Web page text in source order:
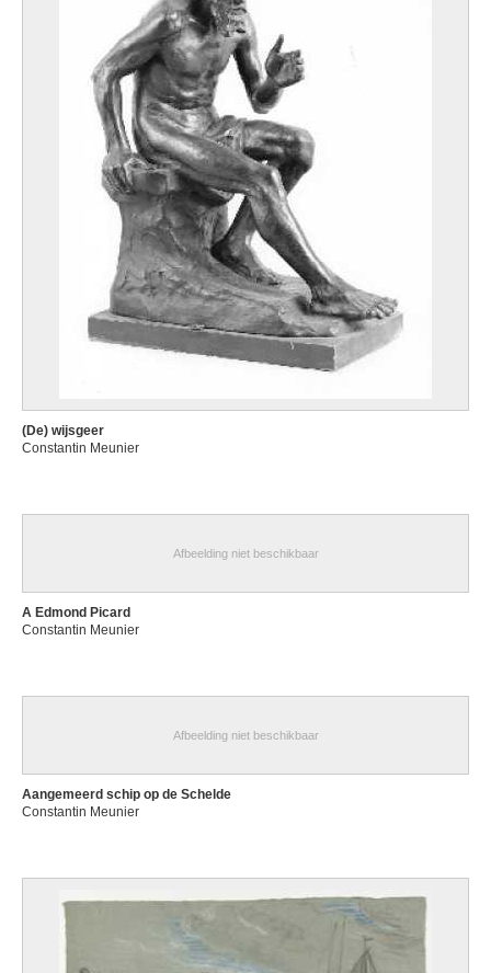
(De) wijsgeer
Constantin Meunier
Afbeelding niet beschikbaar
A Edmond Picard
Constantin Meunier
Afbeelding niet beschikbaar
Aangemeerd schip op de Schelde
Constantin Meunier